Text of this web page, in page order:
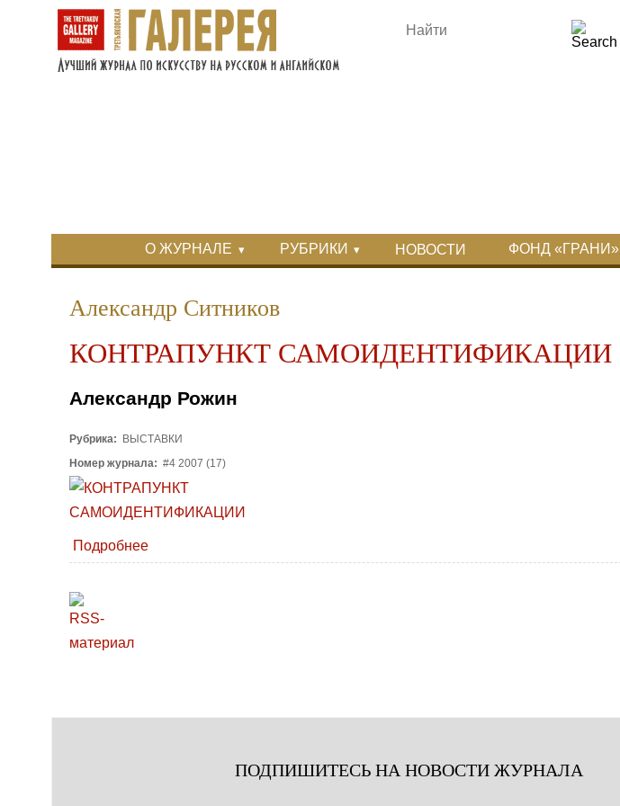
Перейти к основному содержанию
Skip to search
О ЖУРНАЛЕ РУБРИКИ НОВОСТИ ФОНД «ГРАНИ»
Александр Ситников
КОНТРАПУНКТ САМОИДЕНТИФИКАЦИИ
Александр Рожин
Рубрика:
ВЫСТАВКИ
Номер журнала: #4 2007 (17)
Подробнее
ПОДПИШИТЕСЬ НА НОВОСТИ ЖУРНАЛА